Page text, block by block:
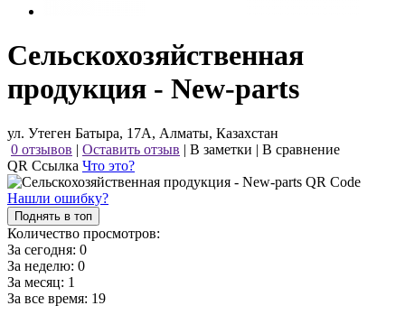
Сельскохозяйственная
продукция - New-parts
ул. Утеген Батыра, 17А, Алматы, Казахстан
0 отзывов | Оставить отзыв | В заметки | В сравнение
QR Ссылка Что это?
Нашли ошибку?
Поднять в топ
Количество просмотров:
За сегодня: 0
За неделю: 0
За месяц: 1
За все время: 19